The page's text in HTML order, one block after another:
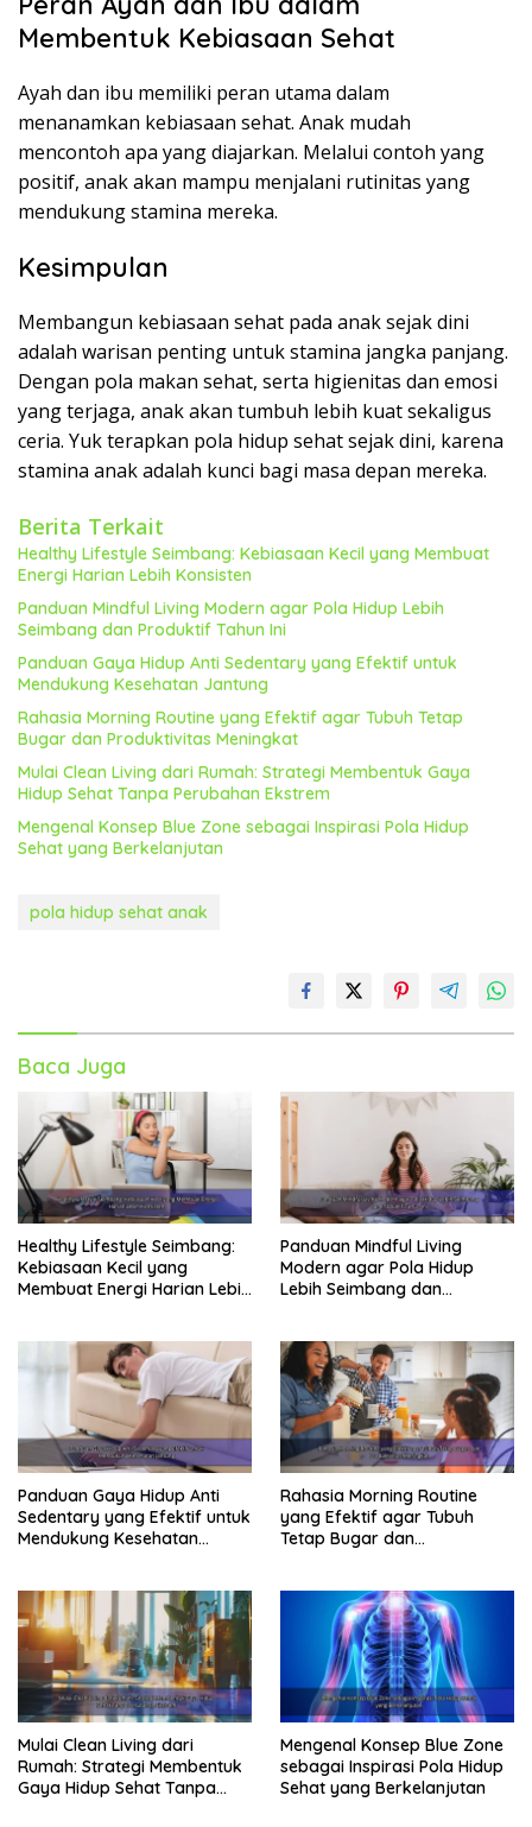
Membentuk Kebiasaan Sehat
Ayah dan ibu memiliki peran utama dalam
menanamkan kebiasaan sehat. Anak mudah
mencontoh apa yang diajarkan. Melalui contoh yang
positif, anak akan mampu menjalani rutinitas yang
mendukung stamina mereka.
Kesimpulan
Membangun kebiasaan sehat pada anak sejak dini
adalah warisan penting untuk stamina jangka panjang.
Dengan pola makan sehat, serta higienitas dan emosi
yang terjaga, anak akan tumbuh lebih kuat sekaligus
ceria. Yuk terapkan pola hidup sehat sejak dini, karena
stamina anak adalah kunci bagi masa depan mereka.
Berita Terkait
Healthy Lifestyle Seimbang: Kebiasaan Kecil yang Membuat
Energi Harian Lebih Konsisten
Panduan Mindful Living Modern agar Pola Hidup Lebih
Seimbang dan Produktif Tahun Ini
Panduan Gaya Hidup Anti Sedentary yang Efektif untuk
Mendukung Kesehatan Jantung
Rahasia Morning Routine yang Efektif agar Tubuh Tetap
Bugar dan Produktivitas Meningkat
Mulai Clean Living dari Rumah: Strategi Membentuk Gaya
Hidup Sehat Tanpa Perubahan Ekstrem
Mengenal Konsep Blue Zone sebagai Inspirasi Pola Hidup
Sehat yang Berkelanjutan
pola hidup sehat anak
Baca Juga
Healthy Lifestyle Seimbang:
Kebiasaan Kecil yang
Membuat Energi Harian Lebih
Panduan Mindful Living
Modern agar Pola Hidup
Lebih Seimbang dan
Panduan Gaya Hidup Anti
Sedentary yang Efektif untuk
Mendukung Kesehatan
Rahasia Morning Routine
yang Efektif agar Tubuh
Tetap Bugar dan
Mulai Clean Living dari
Rumah: Strategi Membentuk
Gaya Hidup Sehat Tanpa
Mengenal Konsep Blue Zone
sebagai Inspirasi Pola Hidup
Sehat yang Berkelanjutan